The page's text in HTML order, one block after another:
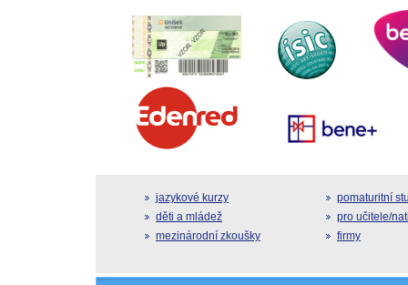
jazykové kurzy
děti a mládež
mezinárodní zkoušky
pomaturitní
pro učitele/
firmy